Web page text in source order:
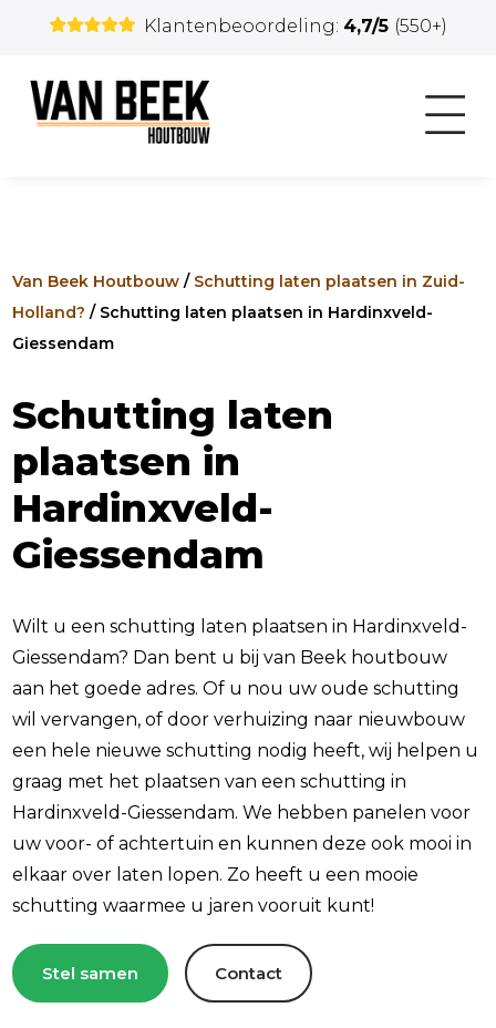
Klantenbeoordeling: 4,7/5 (550+)
Van Beek Houtbouw / Schutting laten plaatsen in Zuid-
Holland? / Schutting laten plaatsen in Hardinxveld-
Giessendam
Schutting laten
plaatsen in
Hardinxveld-
Giessendam
Wilt u een schutting laten plaatsen in Hardinxveld-
Giessendam? Dan bent u bij van Beek houtbouw
aan het goede adres. Of u nou uw oude schutting
wil vervangen, of door verhuizing naar nieuwbouw
een hele nieuwe schutting nodig heeft, wij helpen u
graag met het plaatsen van een schutting in
Hardinxveld-Giessendam. We hebben panelen voor
uw voor- of achtertuin en kunnen deze ook mooi in
elkaar over laten lopen. Zo heeft u een mooie
schutting waarmee u jaren vooruit kunt!
Stel samen Contact